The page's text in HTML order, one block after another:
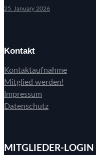
25. January 2026
Kontakt
Kontaktaufnahme
Mitglied werden!
Impressum
Datenschutz
MITGLIEDER-LOGIN